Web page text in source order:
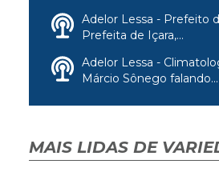
Adelor Lessa - Prefeito
Prefeita de Içara,...
Adelor Lessa -
Márcio Sônego falando...
MAIS LIDAS DE